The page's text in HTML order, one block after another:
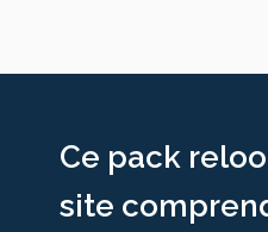
Ce pack
site